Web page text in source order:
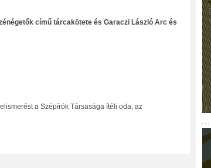
című tárcakötete és Garaczi László Arc és
a Szépírók Társasága ítéli oda, az